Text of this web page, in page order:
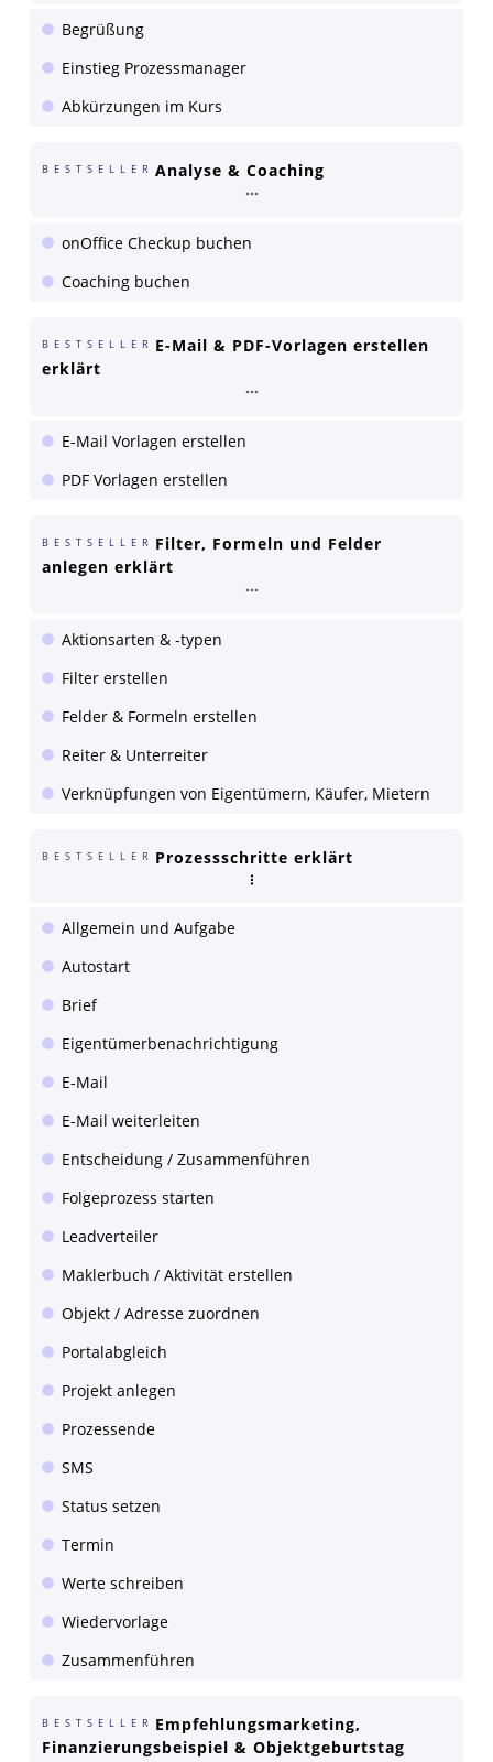
Begrüßung
Einstieg Prozessmanager
Abkürzungen im Kurs
BESTSELLER Analyse & Coaching
onOffice Checkup buchen
Coaching buchen
BESTSELLER E-Mail & PDF-Vorlagen erstellen
erklärt
E-Mail Vorlagen erstellen
PDF Vorlagen erstellen
BESTSELLER Filter, Formeln und Felder
anlegen erklärt
Aktionsarten & -typen
Filter erstellen
Felder & Formeln erstellen
Reiter & Unterreiter
Verknüpfungen von Eigentümern, Käufer, Mietern
BESTSELLER Prozessschritte erklärt
Allgemein und Aufgabe
Autostart
Brief
Eigentümerbenachrichtigung
E-Mail
E-Mail weiterleiten
Entscheidung / Zusammenführen
Folgeprozess starten
Leadverteiler
Maklerbuch / Aktivität erstellen
Objekt / Adresse zuordnen
Portalabgleich
Projekt anlegen
Prozessende
SMS
Status setzen
Termin
Werte schreiben
Wiedervorlage
Zusammenführen
BESTSELLER Empfehlungsmarketing,
Finanzierungsbeispiel & Objektgeburtstag